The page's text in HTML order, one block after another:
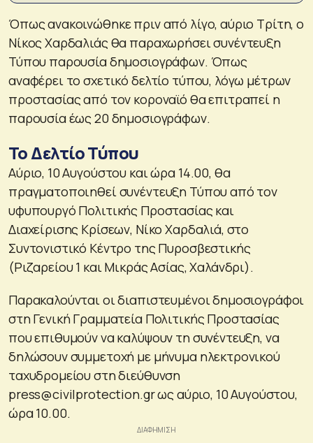
Όπως ανακοινώθηκε πριν από λίγο, αύριο Τρίτη, ο
Νίκος Χαρδαλιάς θα παραχωρήσει συνέντευξη
Τύπου παρουσία δημοσιογράφων. Όπως
αναφέρει το σχετικό δελτίο τύπου, λόγω μέτρων
προστασίας από τον κοροναϊό θα επιτραπεί η
παρουσία έως 20 δημοσιογράφων.
Το Δελτίο Τύπου
Αύριο, 10 Αυγούστου και ώρα 14.00, θα
πραγματοποιηθεί συνέντευξη Τύπου από τον
υφυπουργό Πολιτικής Προστασίας και
Διαχείρισης Κρίσεων, Νίκο Χαρδαλιά, στο
Συντονιστικό Κέντρο της Πυροσβεστικής
(Ριζαρείου 1 και Μικράς Ασίας, Χαλάνδρι).
Παρακαλούνται οι διαπιστευμένοι δημοσιογράφοι
στη Γενική Γραμματεία Πολιτικής Προστασίας
που επιθυμούν να καλύψουν τη συνέντευξη, να
δηλώσουν συμμετοχή με μήνυμα ηλεκτρονικού
ταχυδρομείου στη διεύθυνση
press@civilprotection.grως αύριο, 10 Αυγούστου,
ώρα 10.00.